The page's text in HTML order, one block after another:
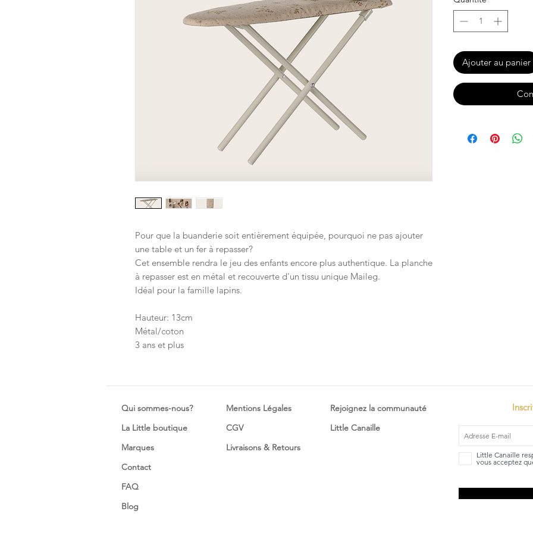
Pour que la buanderie soit entièrement équipée, pourquoi ne pas ajouter
une table et un fer à repasser?
Cet ensemble rendra le jeu des enfants encore plus authentique. La planche
à repasser est en métal et recouverte d'un tissu unique Maileg.
Idéal pour la famille lapins.
Hauteur: 13cm
Métal/coton
3 ans et plus
Ajouter au panier
Qui sommes-nous?
La Little boutique
Marques
Contact
FAQ
Blog
Mentions Légales
CGV
Livraisons & Retours
Rejoignez la communauté
Little Canaille
Little Canaille
vous acceptez